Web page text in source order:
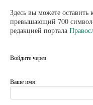
Здесь вы можете оставить
превышающий 700
редакцией портала
Войдите через
Ваше имя: